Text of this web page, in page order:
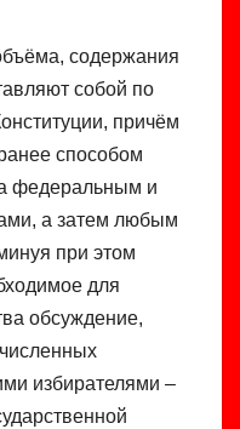
содержания
собой по
причём
способом
федеральным и
а затем любым
при этом
для
обсуждение,
избирателями –